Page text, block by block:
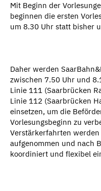
Mit Beginn der
beginnen die ersten
um 8.30 Uhr statt bisher
Daher werden
zwischen 7.50 Uhr und
Linie 111 (Saarbrücken
Linie 112 (Saarbrücken
einsetzen, um die
Vorlesungsbeginn zu
Verstärkerfahrten
aufgenommen und nach
koordiniert und flexibel